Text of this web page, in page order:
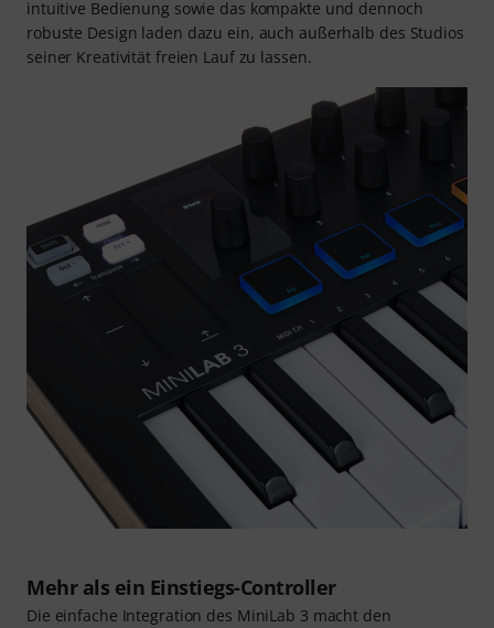
intuitive Bedienung sowie das kompakte und dennoch
robuste Design laden dazu ein, auch außerhalb des Studios
seiner Kreativität freien Lauf zu lassen.
Mehr als ein Einstiegs-Controller
Die einfache Integration des MiniLab 3 macht den